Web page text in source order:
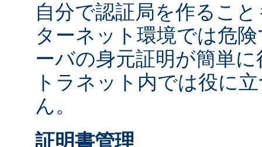
自分で認証局を作るこ
ターネット環境では危
ーバの身元証明が簡単
トラネット内では役に
ん。
証明書管理